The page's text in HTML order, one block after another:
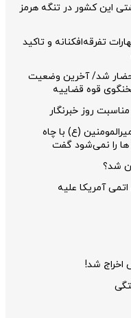
این کشور در تنگه هرمز
تفرقه‌افکنانه و تاکید
احضار شد/ آخرین وضعیت
قوه قضاییه
روز خبرنگار
(ع) با چاه
را نمی‌شود گفت
شد؟
آمریکا علیه
اخراج شد!